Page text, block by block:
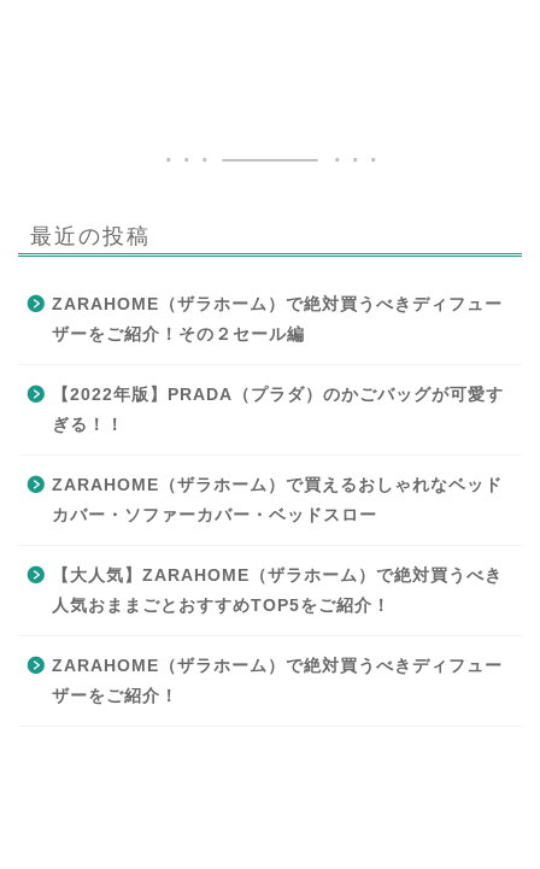
最近の投稿
ZARAHOME（ザラホーム）で絶対買うべきディフュー
ザーをご紹介！その２セール編
【2022年版】PRADA（プラダ）のかごバッグが可愛す
ぎる！！
ZARAHOME（ザラホーム）で買えるおしゃれなベッド
カバー・ソファーカバー・ベッドスロー
【大人気】ZARAHOME（ザラホーム）で絶対買うべき
人気おままごとおすすめTOP5をご紹介！
ZARAHOME（ザラホーム）で絶対買うべきディフュー
ザーをご紹介！